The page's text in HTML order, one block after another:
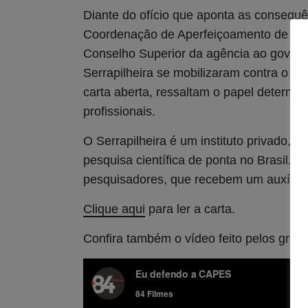
Diante do ofício que aponta as
Coordenação de Aperfeiçoamento de
Conselho Superior da agência ao
Serrapilheira se mobilizaram contra o
carta aberta, ressaltam o papel
profissionais.
O Serrapilheira é um instituto privado,
pesquisa científica de ponta no Brasil.
pesquisadores, que recebem um
Clique aqui para ler a carta.
Confira também o vídeo feito pelos